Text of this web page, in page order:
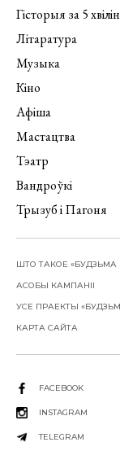
Гісторыя за 5 хвілін
Літаратура
Музыка
Кіно
Афіша
Мастацтва
Тэатр
Вандроўкі
Трызуб і Пагоня
ШТО ТАКОЕ «БУДЗЬМА
АСОБЫ КАМПАНІІ
УСЕ ПРАЕКТЫ
КАРТА САЙТА
FACEBOOK
INSTAGRAM
TELEGRAM